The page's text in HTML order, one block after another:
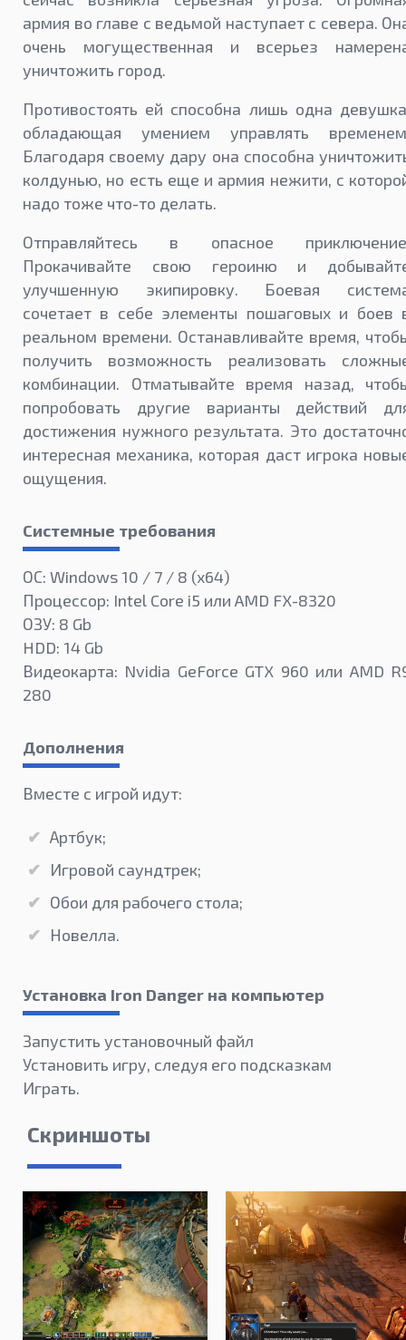
армия во главе с ведьмой наступает с севера.
очень могущественная и всерьез
уничтожить город.
Противостоять ей способна лишь одна
обладающая умением управлять
Благодаря своему дару она способна
колдунью, но есть еще и армия нежити, с
надо тоже что-то делать.
Отправляйтесь в опасное
Прокачивайте свою героиню и
улучшенную экипировку. Боевая
сочетает в себе элементы пошаговых и боев
реальном времени. Останавливайте время,
получить возможность реализовать
комбинации. Отматывайте время назад,
попробовать другие варианты действий
достижения нужного результата. Это
интересная механика, которая даст игрока
ощущения.
Системные требования
ОС: Windows 10 / 7 / 8 (x64)
Процессор: Intel Core i5 или AMD FX-8320
ОЗУ: 8 Gb
HDD: 14 Gb
Видеокарта: Nvidia GeForce GTX 960 или AMD
280
Дополнения
Вместе с игрой идут:
Артбук;
Игровой саундтрек;
Обои для рабочего стола;
Новелла.
Установка Iron Danger на компьютер
Запустить установочный файл
Установить игру, следуя его подсказкам
Играть.
Скриншоты